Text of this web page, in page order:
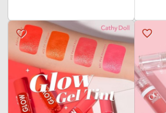
favorite_border
favorite_border